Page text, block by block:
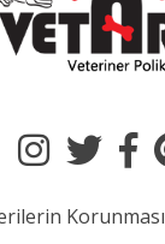
Korunması